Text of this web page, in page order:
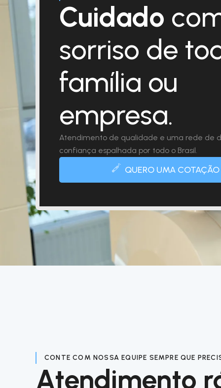
Cuidado
sorriso de
família ou
empresa.
Atendimento de qualidade e uma rede de
confiança espalhada por todo o Brasil.
QUERO UMA COTAÇÃO
CONTE COM NOSSA EQUIPE SEMPRE QUE
Atendimento